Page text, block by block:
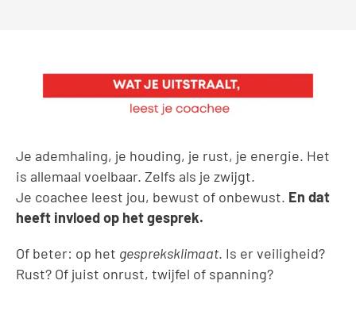
Je ademhaling, je houding, je rust, je energie. Het
is allemaal voelbaar. Zelfs als je zwijgt.
Je coachee leest jou, bewust of onbewust. En dat
heeft invloed op het gesprek.
Of beter: op het gespreksklimaat. Is er veiligheid?
Rust? Of juist onrust, twijfel of spanning?